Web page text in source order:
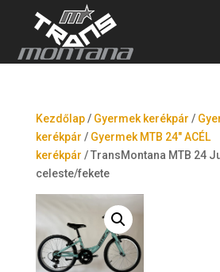
Kezdőlap/ Gyermek kerékpár /
kerékpár / Gyermek MTB 24" ACÉL
kerékpár /TransMontana MTB 24
celeste/fekete